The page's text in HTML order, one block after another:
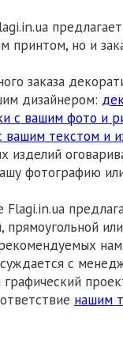
принтом, но и
заказа
дизайнером:
с вашим фото и
вашим текстом и
изделий
фотографию
Flagi.in.ua
прямоугольной
с
нашим